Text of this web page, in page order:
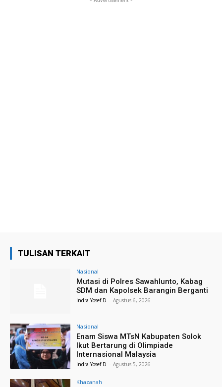
TULISAN TERKAIT
Nasional
Mutasi di Polres Sawahlunto, Kabag
SDM dan Kapolsek Barangin Berganti
Indra Yosef D - Agustus 6, 2026
Nasional
Enam Siswa MTsN Kabupaten Solok
Ikut Bertarung di Olimpiade
Internasional Malaysia
Indra Yosef D - Agustus 5, 2026
Khazanah